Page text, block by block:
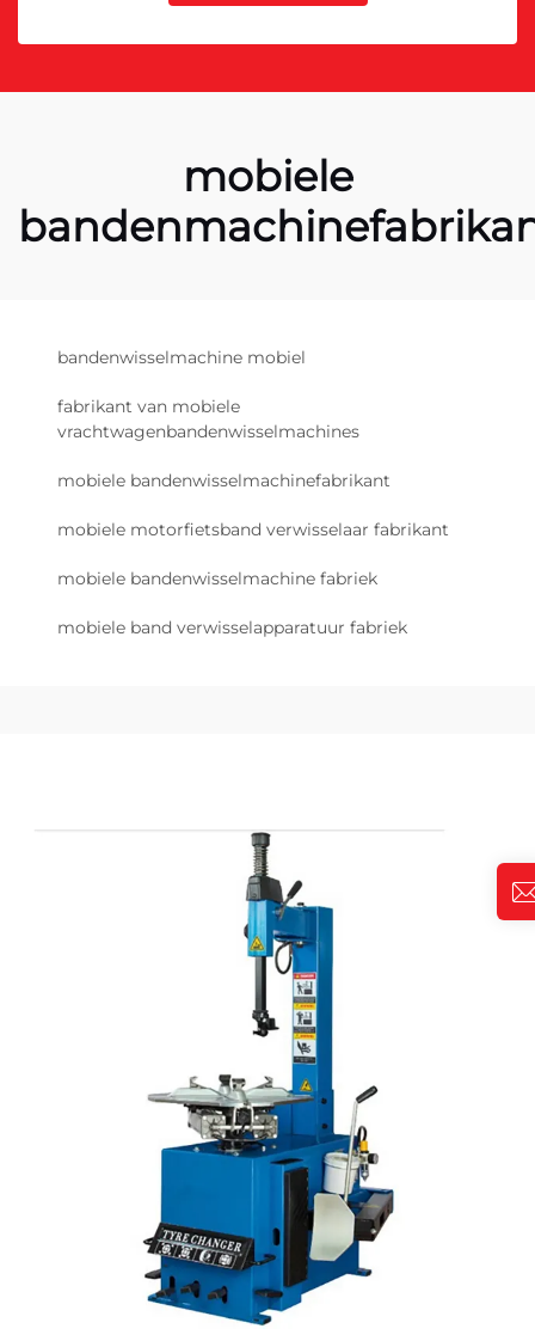
mobiele
bandenwisselmachine mobiel
fabrikant van mobiele
vrachtwagenbandenwisselmachines
mobiele bandenwisselmachinefabrikant
mobiele motorfietsband verwisselaar fabrikant
mobiele bandenwisselmachine fabriek
mobiele band verwisselapparatuur fabriek